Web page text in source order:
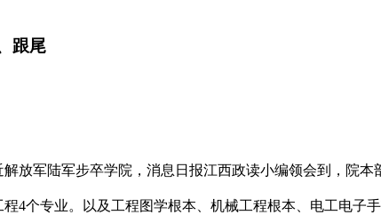
跟尾
军陆军步卒学院，消息日报江西政读小编领会到，院本
4个专业。以及工程图学根本、机械工程根本、电工电